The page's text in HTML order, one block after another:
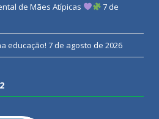
de Mães Atípicas
7 de
educação! 7 de agosto de 2026